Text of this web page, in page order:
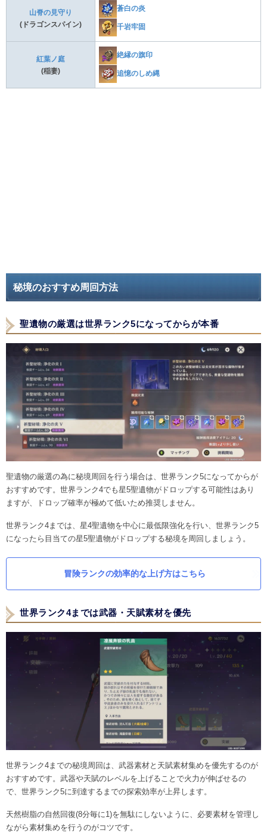
山脊の見守り
(ドラゴンスパイン)
蒼白の炎
千岩牢固
紅葉ノ庭
(稲妻)
絶縁の旗印
追憶のしめ縄
秘境のおすすめ周回方法
聖遺物の厳選は世界ランク5になってからが本番
聖遺物の厳選の為に秘境周回を行う場合は、世界ランク5になってからが
おすすめです。世界ランク4でも星5聖遺物がドロップする可能性はあり
ますが、ドロップ確率が極めて低いため推奨しません。
世界ランク4までは、星4聖遺物を中心に最低限強化を行い、世界ランク5
になったら目当ての星5聖遺物がドロップする秘境を周回しましょう。
冒険ランクの効率的な上げ方はこちら
世界ランク4までは武器・天賦素材を優先
世界ランク4までの秘境周回は、武器素材と天賦素材集めを優先するのが
おすすめです。武器や天賦のレベルを上げることで火力が伸ばせるの
で、世界ランク5に到達するまでの探索効率が上昇します。
天然樹脂の自然回復(8分毎に1)を無駄にしないように、必要素材を管理し
ながら素材集めを行うのがコツです。